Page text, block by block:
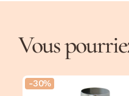
Vous
-30%